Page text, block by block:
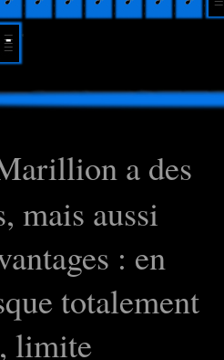
a des
mais aussi
: en
totalement
limite